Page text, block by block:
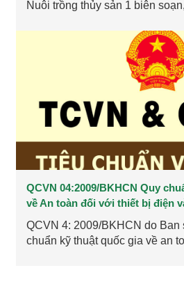
Nuôi trồng thủy sản 1 biên
QCVN 04:2009/BKHCN Quy
về An toàn đối với thiết bị điện
QCVN 4: 2009/BKHCN do Ban
chuẩn kỹ thuật quốc gia về an